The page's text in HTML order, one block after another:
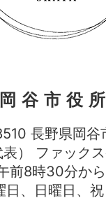
岡谷市役
長野県岡谷
表） ファッ
前8時30分か
、日曜日、